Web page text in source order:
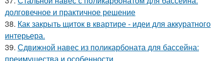
долговечное и практичное решение
38. Как закрыть щиток в квартире - идеи для аккуратного
интерьера.
39. Сдвижной навес из поликарбоната для бассейна: